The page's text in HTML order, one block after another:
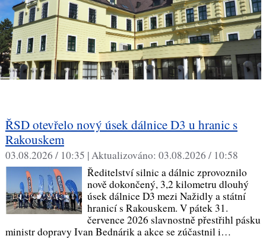
ŘSD otevřelo nový úsek dálnice D3 u hranic s
Rakouskem
03.08.2026 / 10:35 |Aktualizováno: 03.08.2026 / 10:58
Ředitelství silnic a dálnic zprovoznilo
nově dokončený, 3,2 kilometru dlouhý
úsek dálnice D3 mezi Nažidly a státní
hranicí s Rakouskem. V pátek 31.
července 2026 slavnostně přestřihl pásku
ministr dopravy Ivan Bednárik a akce se zúčastnil i…